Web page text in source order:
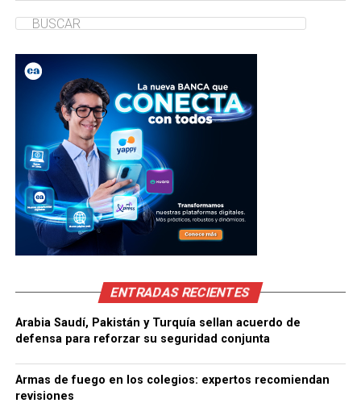
ENTRADAS RECIENTES
Arabia Saudí, Pakistán y Turquía sellan acuerdo de
defensa para reforzar su seguridad conjunta
Armas de fuego en los colegios: expertos recomiendan
revisiones